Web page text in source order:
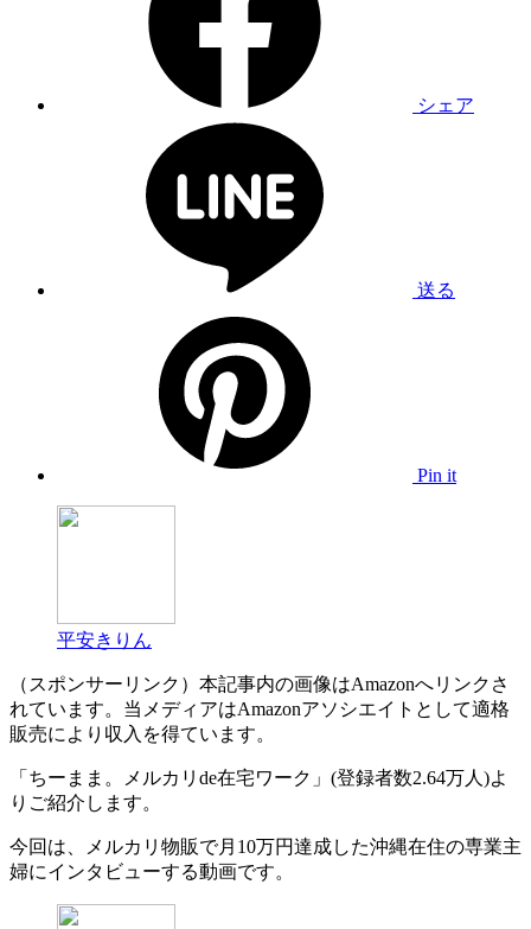
シェア
送る
Pin it
平安きりん
（スポンサーリンク）本記事内の画像はAmazonへリンクさ
れています。当メディアはAmazonアソシエイトとして適格
販売により収入を得ています。
「ちーまま。メルカリde在宅ワーク」(登録者数2.64万人)よ
りご紹介します。
今回は、メルカリ物販で月10万円達成した沖縄在住の専業主
婦にインタビューする動画です。